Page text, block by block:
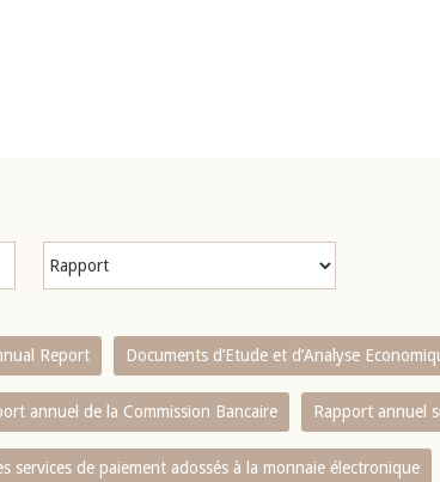
Report Documents d’Etude et d’Analyse
annuel de la Commission Bancaire Rapport annuel
services de paiement adossés à la monnaie électronique